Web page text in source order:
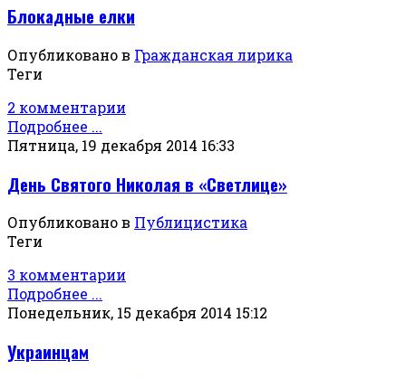
Блокадные елки
Опубликовано в Гражданская лирика
Теги
2 комментарии
Подробнее ...
Пятница, 19 декабря 2014 16:33
День Святого Николая в «Светлице»
Опубликовано в Публицистика
Теги
3 комментарии
Подробнее ...
Понедельник, 15 декабря 2014 15:12
Украинцам